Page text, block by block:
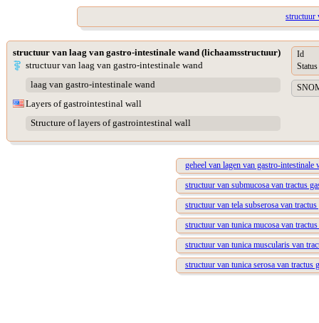
structuur
structuur van laag van gastro-intestinale wand (lichaamsstructuur)
structuur van laag van gastro-intestinale wand
laag van gastro-intestinale wand
Layers of gastrointestinal wall
Structure of layers of gastrointestinal wall
Id
Status
geheel van lagen van gastro-intestinale
structuur van submucosa van tractus
structuur van tela subserosa van
structuur van tunica mucosa van
structuur van tunica muscularis van
structuur van tunica serosa van tractus